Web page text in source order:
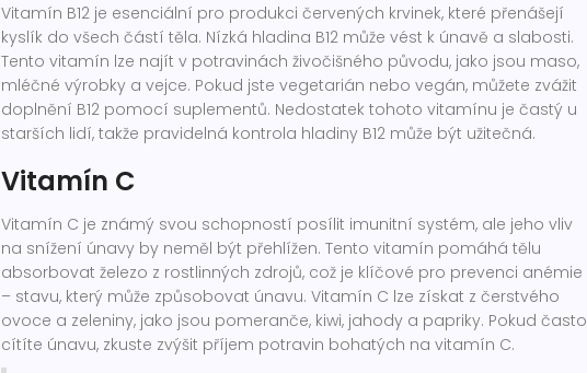
Vitamín B12 je esenciální pro produkci červených krvinek, které přenášejí
kyslík do všech částí těla. Nízká hladina B12 může vést k únavě a slabosti.
Tento vitamín lze najít v potravinách živočišného původu, jako jsou maso,
mléčné výrobky a vejce. Pokud jste vegetarián nebo vegán, můžete zvážit
doplnění B12 pomocí suplementů. Nedostatek tohoto vitamínu je častý u
starších lidí, takže pravidelná kontrola hladiny B12 může být užitečná.
Vitamín C
Vitamín C je známý svou schopností posílit imunitní systém, ale jeho vliv
na snížení únavy by neměl být přehlížen. Tento vitamín pomáhá tělu
absorbovat železo z rostlinných zdrojů, což je klíčové pro prevenci anémie
– stavu, který může způsobovat únavu. Vitamín C lze získat z čerstvého
ovoce a zeleniny, jako jsou pomeranče, kiwi, jahody a papriky. Pokud často
cítíte únavu, zkuste zvýšit příjem potravin bohatých na vitamín C.